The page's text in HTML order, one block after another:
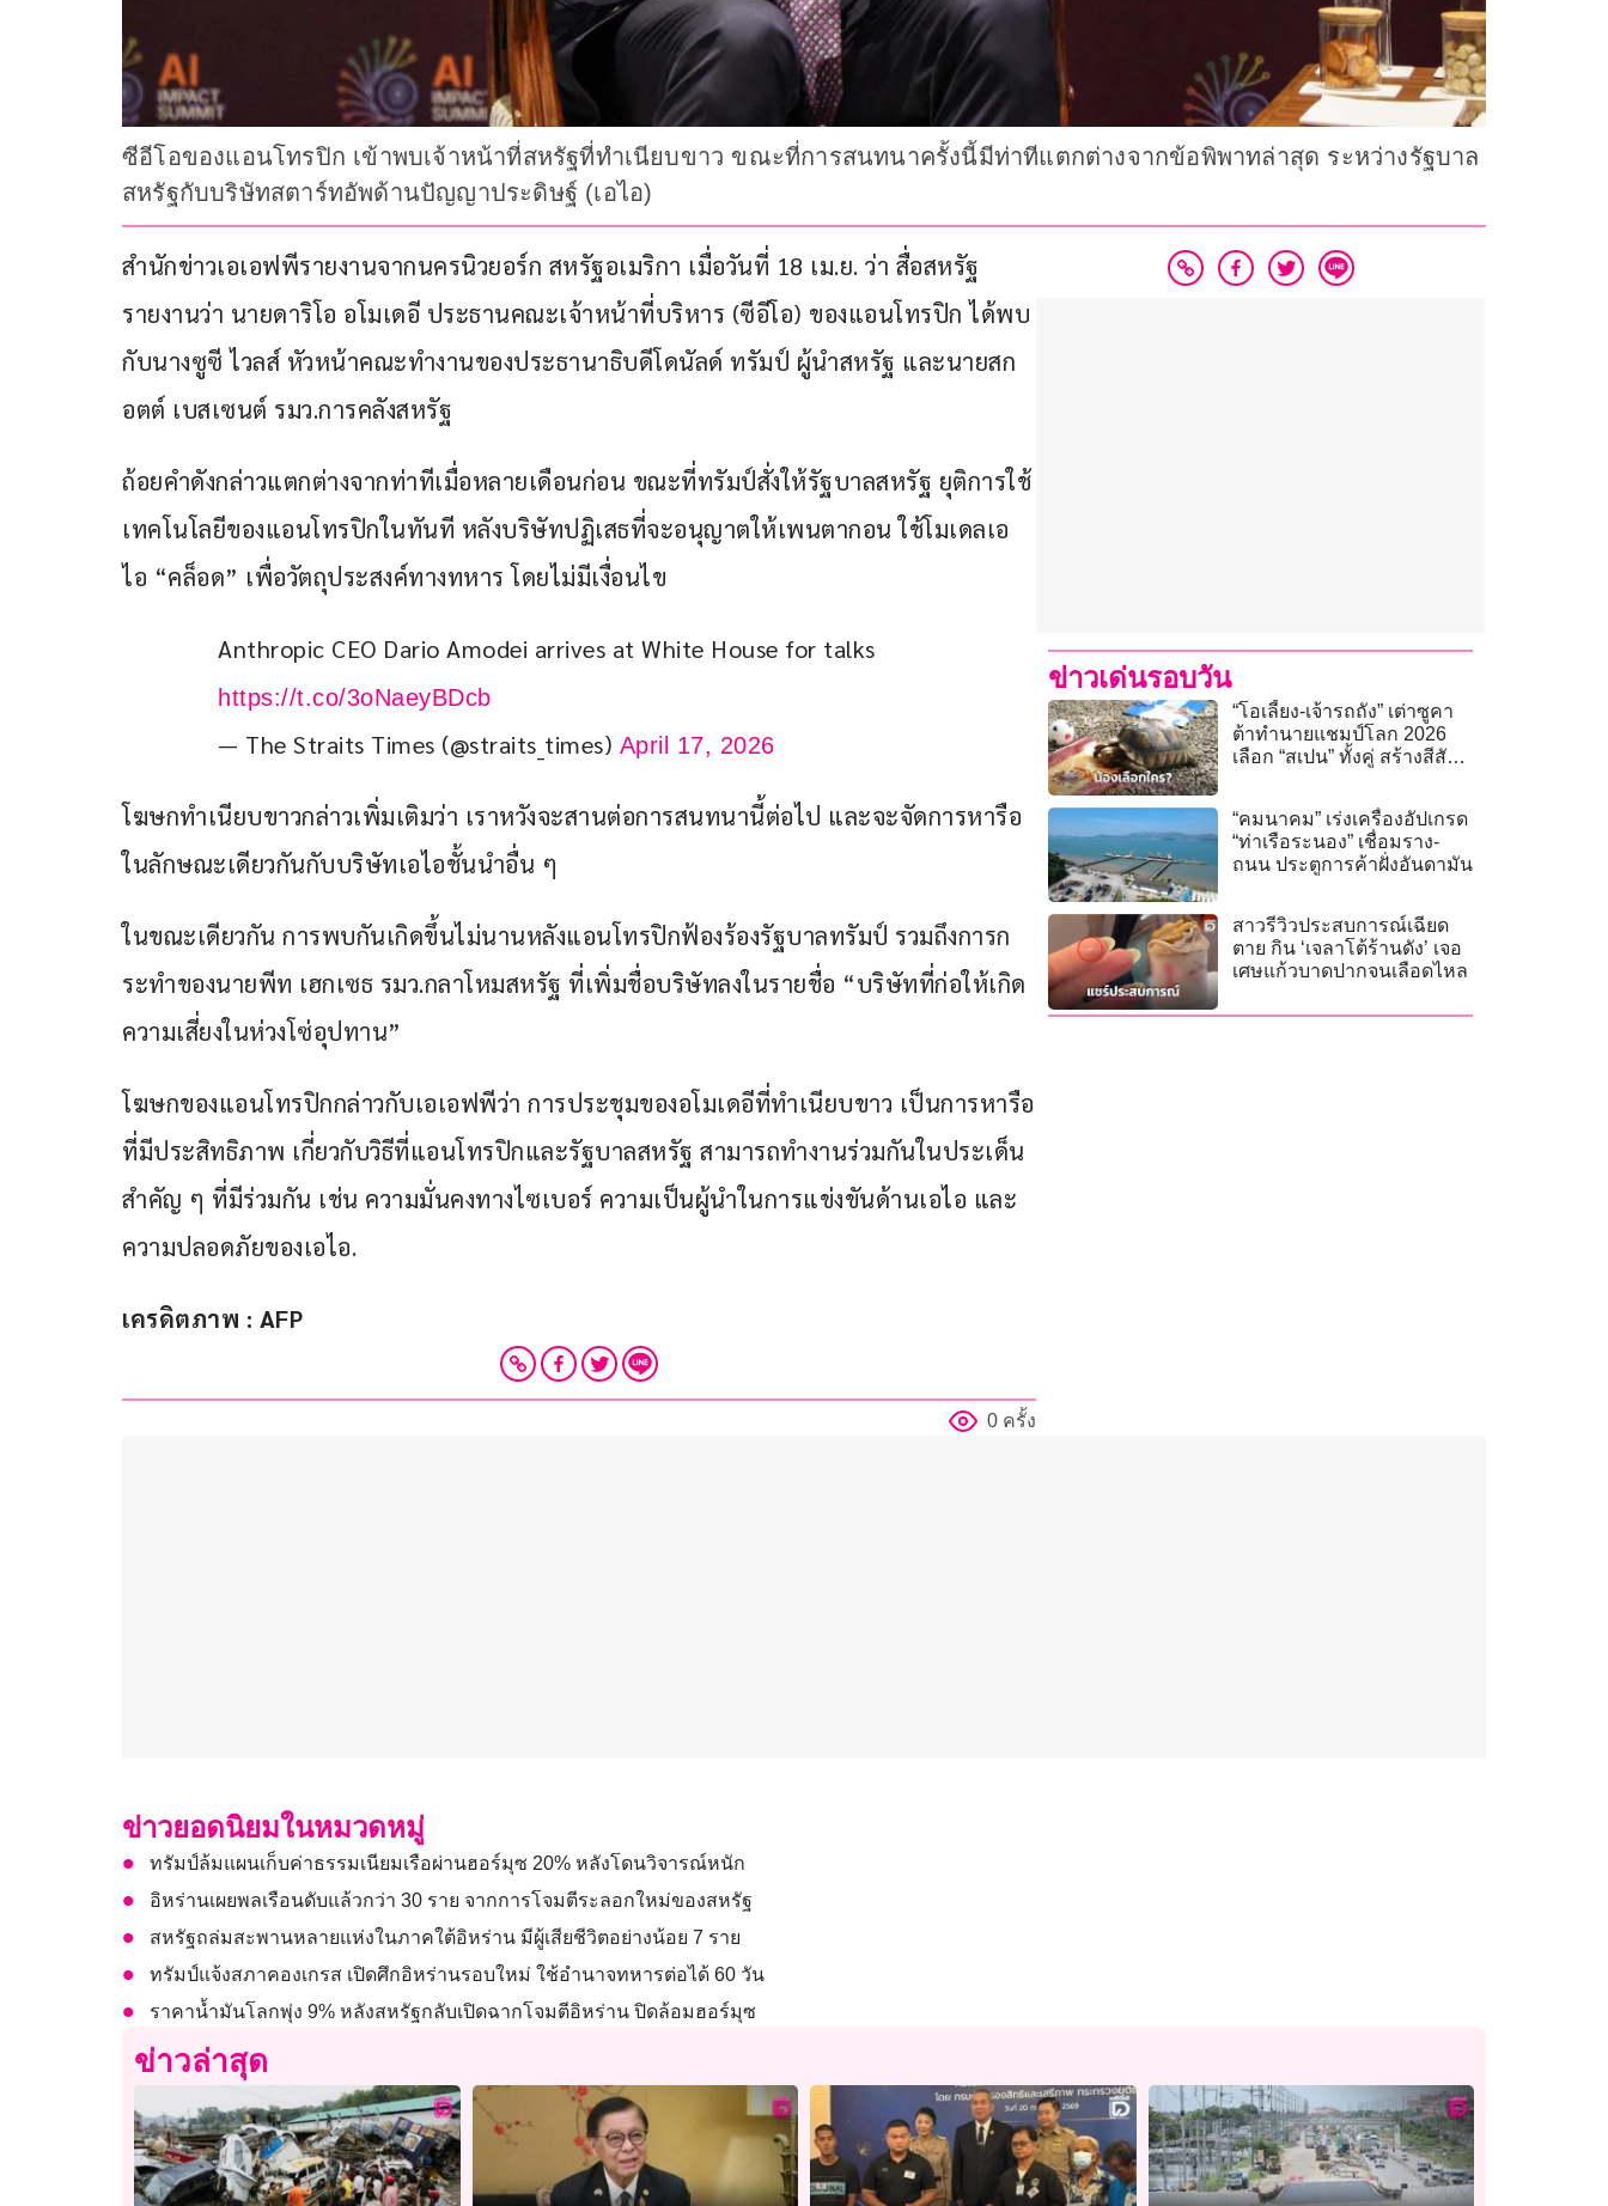
ซีอีโอของแอนโทรปิก เข้าพบเจ้าหน้าที่สหรัฐที่ทำเนียบขาว ขณะที่การสนทนาครั้งนี้มีท่าทีแตกต่างจากข้อพิพาทล่าสุด ระหว่างรัฐบาล
สหรัฐกับบริษัทสตาร์ทอัพด้านปัญญาประดิษฐ์ (เอไอ)
สำนักข่าวเอเอฟพีรายงานจากนครนิวยอร์ก สหรัฐอเมริกา เมื่อวันที่ 18 เม.ย. ว่า สื่อสหรัฐ
รายงานว่า นายดาริโอ อโมเดอี ประธานคณะเจ้าหน้าที่บริหาร (ซีอีโอ) ของแอนโทรปิก ได้พบ
กับนางซูซี ไวลส์ หัวหน้าคณะทำงานของประธานาธิบดีโดนัลด์ ทรัมป์ ผู้นำสหรัฐ และนายสก
อตต์ เบสเซนต์ รมว.การคลังสหรัฐ
ถ้อยคำดังกล่าวแตกต่างจากท่าทีเมื่อหลายเดือนก่อน ขณะที่ทรัมป์สั่งให้รัฐบาลสหรัฐ ยุติการใช้
เทคโนโลยีของแอนโทรปิกในทันที หลังบริษัทปฏิเสธที่จะอนุญาตให้เพนตากอน ใช้โมเดลเอ
ไอ “คล็อด” เพื่อวัตถุประสงค์ทางทหาร โดยไม่มีเงื่อนไข
Anthropic CEO Dario Amodei arrives at White House for talks
https://t.co/3oNaeyBDcb
— The Straits Times (@straits_times) April 17, 2026
โฆษกทำเนียบขาวกล่าวเพิ่มเติมว่า เราหวังจะสานต่อการสนทนานี้ต่อไป และจะจัดการหารือ
ในลักษณะเดียวกันกับบริษัทเอไอชั้นนำอื่น ๆ
ในขณะเดียวกัน การพบกันเกิดขึ้นไม่นานหลังแอนโทรปิกฟ้องร้องรัฐบาลทรัมป์ รวมถึงการก
ระทำของนายพีท เฮกเซธ รมว.กลาโหมสหรัฐ ที่เพิ่มชื่อบริษัทลงในรายชื่อ “บริษัทที่ก่อให้เกิด
ความเสี่ยงในห่วงโซ่อุปทาน”
โฆษกของแอนโทรปิกกล่าวกับเอเอฟพีว่า การประชุมของอโมเดอีที่ทำเนียบขาว เป็นการหารือ
ที่มีประสิทธิภาพ เกี่ยวกับวิธีที่แอนโทรปิกและรัฐบาลสหรัฐ สามารถทำงานร่วมกันในประเด็น
สำคัญ ๆ ที่มีร่วมกัน เช่น ความมั่นคงทางไซเบอร์ ความเป็นผู้นำในการแข่งขันด้านเอไอ และ
ความปลอดภัยของเอไอ.
เครดิตภาพ : AFP
0 ครั้ง
ข่าวเด่นรอบวัน
“โอเลี้ยง-เจ้ารถถัง” เต่าซูคา
ต้าทำนายแชมป์โลก 2026
เลือก “สเปน” ทั้งคู่ สร้างสีสัน
“คมนาคม” เร่งเครื่องอัปเกรด
“ท่าเรือระนอง” เชื่อมราง-
ถนน ประตูการค้าฝั่งอันดามัน
สาวรีวิวประสบการณ์เฉียด
ตาย กิน ‘เจลาโต้ร้านดัง’ เจอ
เศษแก้วบาดปากจนเลือดไหล
ข่าวยอดนิยมในหมวดหมู่
ทรัมป์ล้มแผนเก็บค่าธรรมเนียมเรือผ่านฮอร์มุซ 20% หลังโดนวิจารณ์หนัก
อิหร่านเผยพลเรือนดับแล้วกว่า 30 ราย จากการโจมตีระลอกใหม่ของสหรัฐ
สหรัฐถล่มสะพานหลายแห่งในภาคใต้อิหร่าน มีผู้เสียชีวิตอย่างน้อย 7 ราย
ทรัมป์แจ้งสภาคองเกรส เปิดศึกอิหร่านรอบใหม่ ใช้อำนาจทหารต่อได้ 60 วัน
ราคาน้ำมันโลกพุ่ง 9% หลังสหรัฐกลับเปิดฉากโจมตีอิหร่าน ปิดล้อมฮอร์มุซ
ข่าวล่าสุด